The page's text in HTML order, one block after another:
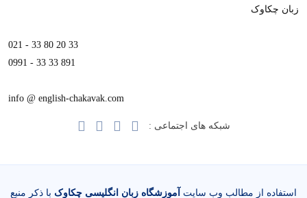
زبان چکاوک
021 - 33 80 20 33
0991 - 33 33 891
info @ english-chakavak.com
شبکه های اجتماعی :
استفاده از مطالب وب سایت آموزشگاه زبان انگلیسی چکاوک با ذکر منبع